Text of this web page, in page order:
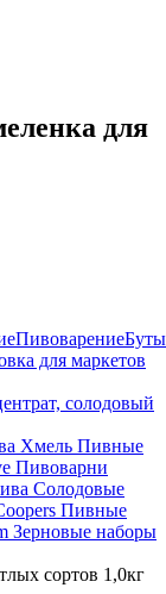
для
Пивоварение
для маркетов
солодовый
Хмель Пивные
Пивоварни
Солодовые
Пивные
Зерновые наборы
сортов 1,0кг